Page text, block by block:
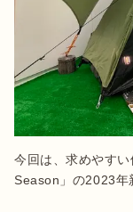
今回は、求めやす
Season」の2023年